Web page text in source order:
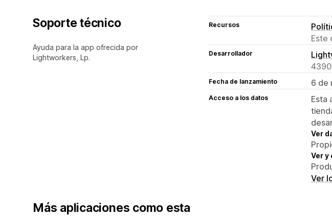
Soporte técnico
Ayuda para la app ofrecida por
Lightworkers, Lp.
Recursos
Este
Desarrollador
4390
Fecha de lanzamiento 6 de
Acceso a los datos
Esta
Ver
Ver y
Ver
Más aplicaciones como esta